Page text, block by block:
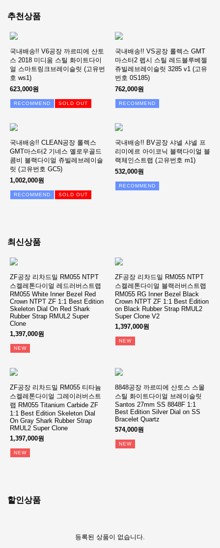
추천상품
국내배송!! V6공장 까르띠에 산토
스 2018 미디움 스틸 화이트다이
얼 스마트링크브레이슬릿 (고유번
호 ws1)
623,000원
RECOMMEND SOLD OUT
국내배송!! VS공장 롤렉스 GMT
마스터2 펩시 스틸 레드블루베젤
쥬빌레브레이슬릿 3285 v1 (고유
번호 0S185)
762,000원
RECOMMEND
국내배송!! CLEAN공장 롤렉스
GMT마스터2 기네스 옐로우골드
콤비 블랙다이얼 쥬빌레브레이슬
릿 (고유번호 GC5)
1,002,000원
RECOMMEND SOLD OUT
국내배송!! BV공장 샤넬 샤넬 프
리미에르 아이코닉 블랙다이얼 블
랙체인스트랩 (고유번호 m1)
532,000원
RECOMMEND
최신상품
ZF공장 리차드밀 RM055 NTPT
스켈레톤다이얼 레드러버스트랩
RM055 White Inner Bezel Red
Crown NTPT ZF 1:1 Best Edition
Skeleton Dial On Red Shark
Rubber Strap RMUL2 Super
Clone
1,397,000원
NEW
ZF공장 리차드밀 RM055 NTPT
스켈레톤다이얼 블랙러버스트랩
RM055 RG Inner Bezel Black
Crown NTPT ZF 1:1 Best Edition
on Black Rubber Strap RMUL2
Super Clone V2
1,397,000원
NEW
ZF공장 리차드밀 RM055 티타늄
스켈레톤다이얼 그레이러버스트
랩 RM055 Titanium Carbide ZF
1:1 Best Edition Skeleton Dial
On Gray Shark Rubber Strap
RMUL2 Super Clone
1,397,000원
NEW
8848공장 까르띠에 산토스 스몰
스틸 화이트다이얼 브레이슬릿
Santos 27mm SS 8848F 1:1
Best Edition Silver Dial on SS
Bracelet Quartz
574,000원
NEW
할인상품
등록된 상품이 없습니다.